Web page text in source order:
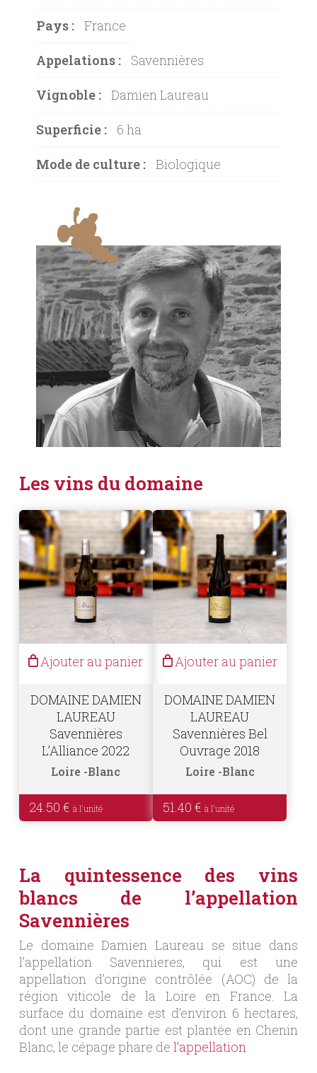
Pays : France
Appelations : Savennières
Vignoble : Damien Laureau
Superficie : 6 ha
Mode de culture : Biologique
Les vins du domaine
Ajouter au panier
DOMAINE DAMIEN
LAUREAU
Savennières
L’Alliance 2022
Loire Blanc
24.50 €
Ajouter au panier
DOMAINE DAMIEN
LAUREAU
Savennières Bel
Ouvrage 2018
Loire Blanc
51.40€
La quintessence des vins
blancs de l’appellation
Savennières
Le domaine Damien Laureau se situe dans
l’appellation Savennieres, qui est une
appellation d’origine contrôlée (AOC) de la
région viticole de la Loire en France. La
surface du domaine est d’environ 6 hectares,
dont une grande partie est plantée en Chenin
Blanc, le cépage phare de l’appellation